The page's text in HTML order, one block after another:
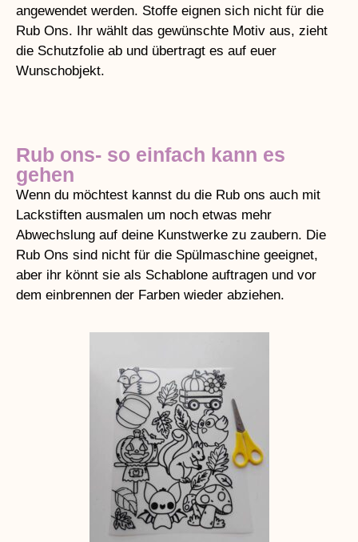
angewendet werden. Stoffe eignen sich nicht für die
Rub Ons. Ihr wählt das gewünschte Motiv aus, zieht
die Schutzfolie ab und übertragt es auf euer
Wunschobjekt.
Rub ons- so einfach kann es
gehen
Wenn du möchtest kannst du die Rub ons auch mit
Lackstiften ausmalen um noch etwas mehr
Abwechslung auf deine Kunstwerke zu zaubern. Die
Rub Ons sind nicht für die Spülmaschine geeignet,
aber ihr könnt sie als Schablone auftragen und vor
dem einbrennen der Farben wieder abziehen.